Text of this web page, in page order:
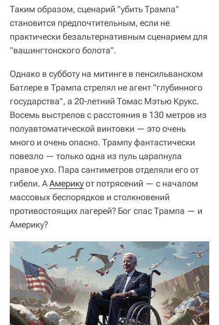
Таким образом, сценарий "убить Трампа"
становится предпочтительным, если не
практически безальтернативным сценарием для
"вашингтонского болота".
Однако в субботу на митинге в пенсильванском
Батлере в Трампа стрелял не агент "глубинного
государства", а 20-летний Томас Мэтью Крукс.
Восемь выстрелов с расстояния в 130 метров из
полуавтоматической винтовки — это очень
много и очень опасно. Трампу фантастически
повезло — только одна из пуль царапнула
правое ухо. Пара сантиметров отделяли его от
гибели. ААмерикуот потрясений — с началом
массовых беспорядков и столкновений
противостоящих лагерей? Бог спас Трампа — и
Америку?